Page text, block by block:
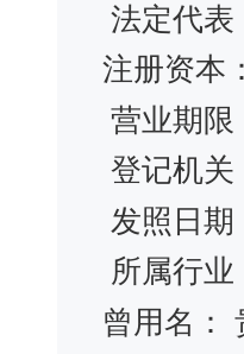
法定代表
注册资本
营业期限
登记机关
发照日期
所属行
曾用名：